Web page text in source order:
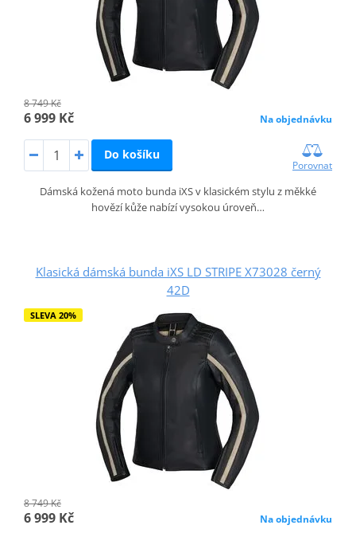
8 749 Kč
6 999 Kč Na objednávku
Do košíku
Porovnat
Dámská kožená moto bunda iXS v klasickém stylu z měkké
hovězí kůže nabízí vysokou úroveň…
Klasická dámská bunda iXS LD STRIPE X73028 černý
42D
SLEVA 20%
8 749 Kč
6 999 Kč Na objednávku